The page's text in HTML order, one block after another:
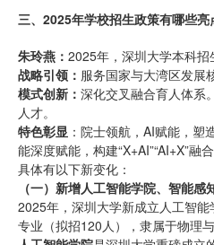
三、2025年学校招生政策有哪些亮
朱玲燕： 2025年，深圳大学本科招
战略引领： 服务国家与大湾区发展
模式创新： 深化交叉融合育人体系
人才。
特色彰显 ：院士领航，AI赋能，
能深度赋能，构建“X+AI”“AI+X”
具体有以下新变化：
（一）新增人工智能学院、智能
2025年，深圳大学新成立人工智
专业（拟招120人），隶属于物理与